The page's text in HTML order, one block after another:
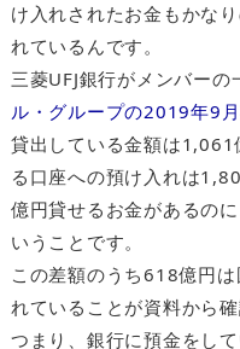
け入れされたお金もかな
れているんです。
三菱UFJ銀行がメンバーの
ル・グループの2019年9
貸出している金額は1,061
る口座への預け入れは
億円貸せるお金があるの
いうことです。
この差額のうち618億円
れていることが資料から確
つまり、銀行に預金をし